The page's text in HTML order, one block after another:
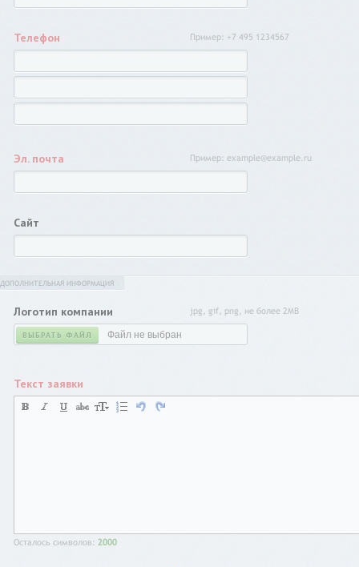
Телефон Пример: +7 495 1234567
Эл. почта Пример: example@example.ru
Сайт
ДОПОЛНИТЕЛЬНАЯ ИНФОРМАЦИЯ
Логотип компании
ВЫБРАТЬ ФАЙЛ Файл не выбран
jpg, gif, png, не более 2MB
Текст заявки
Осталось символов: 2000